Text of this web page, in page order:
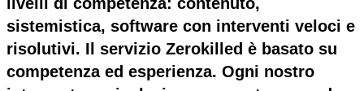
sistemistica, software con interventi veloci e
risolutivi. Il servizio Zerokilled è basato su
competenza ed esperienza. Ogni nostro